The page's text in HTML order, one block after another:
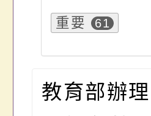
重要 61
教育部辦